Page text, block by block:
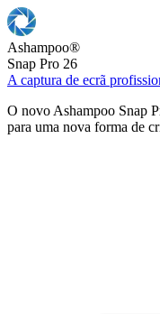
Ashampoo®
Snap Pro 26
A captura de ecrã
O novo Ashampoo Snap
para uma nova forma de